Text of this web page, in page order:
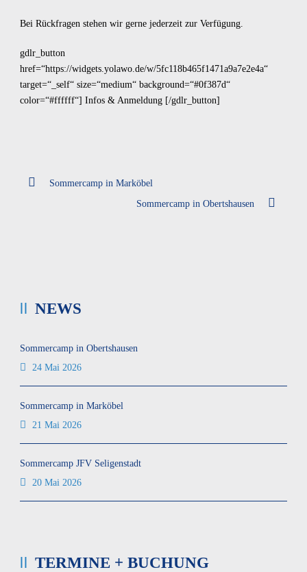
Bei Rückfragen stehen wir gerne jederzeit zur Verfügung.
gdlr_button
href=“https://widgets.yolawo.de/w/5fc118b465f1471a9a7e2e4a“
target=“_self“ size=“medium“ background=“#0f387d“
color=“#ffffff“] Infos & Anmeldung [/gdlr_button]
Sommercamp in Marköbel
Sommercamp in Obertshausen
NEWS
Sommercamp in Obertshausen
24 Mai 2026
Sommercamp in Marköbel
21 Mai 2026
Sommercamp JFV Seligenstadt
20 Mai 2026
TERMINE + BUCHUNG